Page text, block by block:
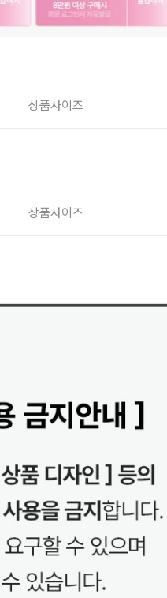
상품사이즈
상품사이즈